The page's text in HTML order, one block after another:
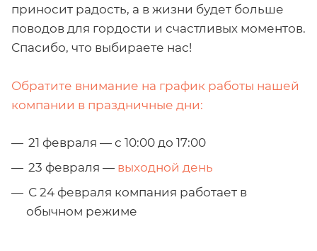
приносит радость, а в жизни будет больше
поводов для гордости и счастливых моментов.
Спасибо, что выбираете нас!
Обратите внимание на график работы нашей
компании в праздничные дни:
21 февраля — с 10:00 до 17:00
23 февраля — выходной день
С 24 февраля компания работает в
обычном режиме